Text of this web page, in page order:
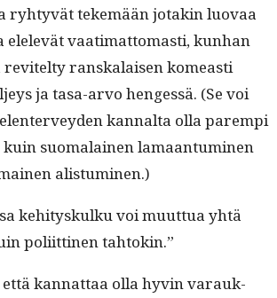
ryhtyvät tekemään jotakin luo­vaa
elelevät vaa­ti­mat­tomasti, kun­han
revitel­ty ran­skalaisen komeasti
ja tasa-arvo hengessä. (Se voi
kannal­ta olla parem­pi
suo­ma­lainen lamaan­tu­mi­nen
alistuminen.)
kehi­tyskulku voi muut­tua yhtä
poli­it­ti­nen tahtokin.”
että kan­nat­taa olla hyvin varauk­